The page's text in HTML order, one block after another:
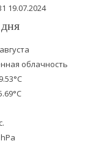
19.07.2024
облачность